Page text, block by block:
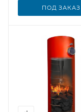
ПОД ЗАКАЗ